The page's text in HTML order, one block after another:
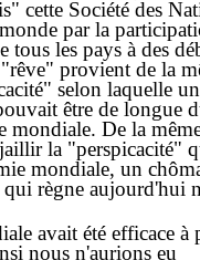
" cette Société des
parla
tous les pays à des
provient de la
" selon laquelle
vait être de longue
mondiale. De la
la "perspicacité"
mondiale, un
qui règne aujourd'hui
avait été efficace à
nous n'aurionseu